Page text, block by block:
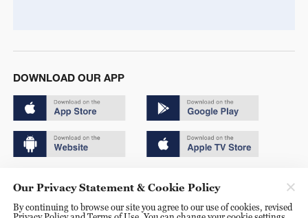
DOWNLOAD OUR APP
京ICP备20000184号
Our Privacy Statement & Cookie Policy
By continuing to browse our site you agree to our use of cookies, revised